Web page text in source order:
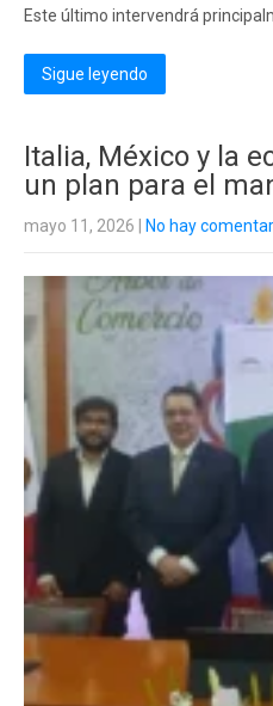
Este último intervendrá
Sigue leyendo
Italia, México y la
un plan para el
mayo 11, 2026 No hay